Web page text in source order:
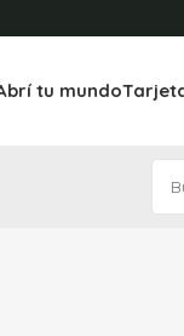
tu mundo